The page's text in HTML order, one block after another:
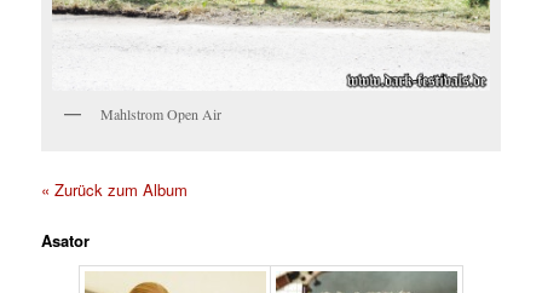
Mahlstrom Open Air
« Zurück zum Album
Asator